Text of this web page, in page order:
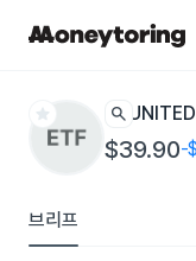
star search
$39.90-
브리프